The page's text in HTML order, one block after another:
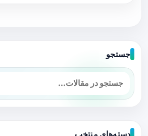
جستجو
دسته‌های منتخب